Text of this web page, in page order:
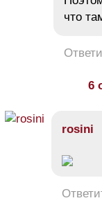
что
6
rosini